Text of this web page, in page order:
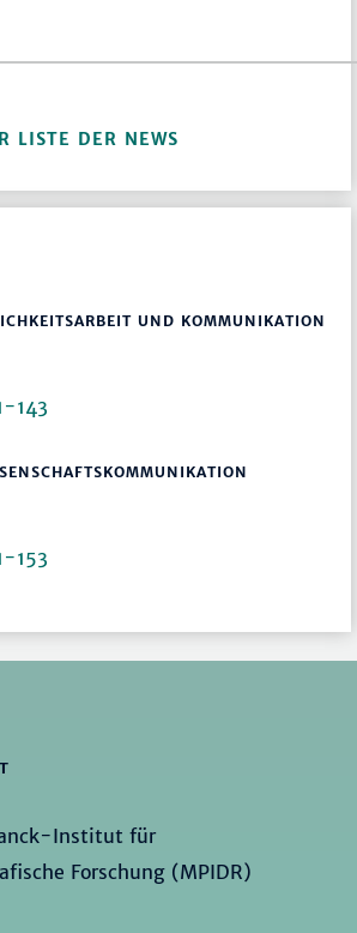
LISTE DER NEWS
UND KOMMUNIKATION
143
153
Institut für
Forschung (MPIDR)